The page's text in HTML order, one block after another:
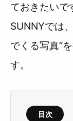
ておきたいで
SUNNYでは
でくる写真”
す。
目次